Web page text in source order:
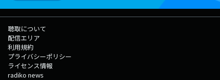
聴取について
配信エリア
利用規約
プライバシーポリシー
ライセンス情報
radiko news